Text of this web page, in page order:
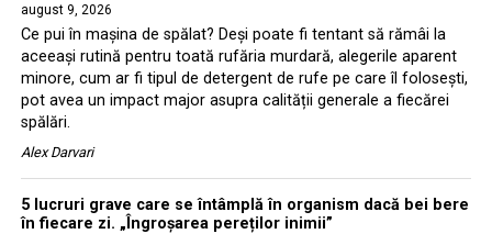
august 9, 2026
Ce pui în mașina de spălat? Deși poate fi tentant să rămâi la
aceeași rutină pentru toată rufăria murdară, alegerile aparent
minore, cum ar fi tipul de detergent de rufe pe care îl folosești,
pot avea un impact major asupra calității generale a fiecărei
spălări.
Alex Darvari
5 lucruri grave care se întâmplă în organism dacă bei bere
în fiecare zi. „Îngroșarea pereților inimii”